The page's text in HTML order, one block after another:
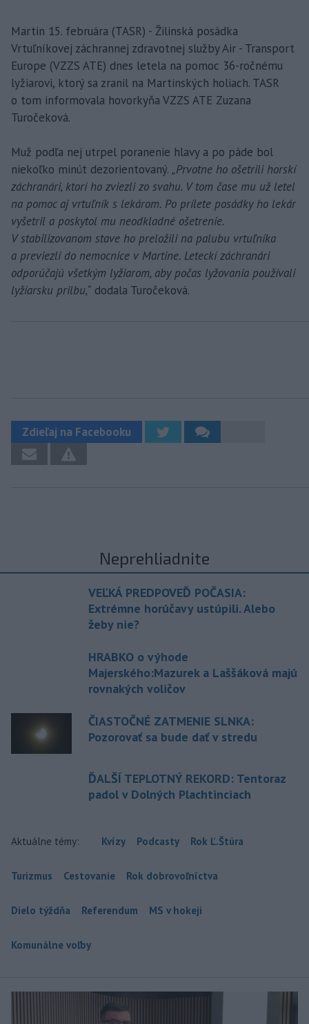
Martin 15. februára (TASR) - Žilinská posádka
Vrtuľníkovej záchrannej zdravotnej služby Air - Transport
Europe (VZZS ATE) dnes letela na pomoc 36-ročnému
lyžiarovi, ktorý sa zranil na Martinských holiach. TASR
o tom informovala hovorkyňa VZZS ATE Zuzana
Turočeková.
Muž podľa nej utrpel poranenie hlavy a po páde bol
niekoľko minút dezorientovaný. „Prvotne ho ošetrili horskí
záchranári, ktorí ho zviezli zo svahu. V tom čase mu už letel
na pomoc aj vrtuľník s lekárom. Po prílete posádky ho lekár
vyšetril a poskytol mu neodkladné ošetrenie.
V stabilizovanom stave ho preložili na palubu vrtuľníka
a previezli do nemocnice v Martine. Leteckí záchranári
odporúčajú všetkým lyžiarom, aby počas lyžovania používali
lyžiarsku prilbu,“ dodala Turočeková.
Zdieľaj na Facebooku
Neprehliadnite
VEĽKÁ PREDPOVEĎ POČASIA:
Extrémne horúčavy ustúpili. Alebo
žeby nie?
HRABKO o výhode
Majerského:Mazurek a Laššáková majú
rovnakých voličov
ČIASTOČNÉ ZATMENIE SLNKA:
Pozorovať sa bude dať v stredu
ĎALŠÍ TEPLOTNÝ REKORD: Tentoraz
padol v Dolných Plachtinciach
Aktuálne témy: Kvízy Podcasty Rok Ľ.Štúra
Turizmus Cestovanie Rok dobrovoľníctva
Dielo týždňa Referendum MS v hokeji
Komunálne voľby